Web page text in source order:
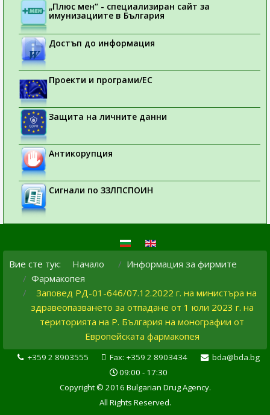
„Плюс мен“ - специализиран сайт за
имунизациите в България
Достъп до информация
Проекти и програми/ЕС
Защита на личните данни
Антикорупция
Сигнали по ЗЗЛПСПОИН
Вие сте тук: Начало
Информация за фирмите
Фармакопея
Заповед РД-01-646/07.12.2022 г. на министъра на
здравеопазването за отпадане от 1 юли 2023 г. на
територията на Р. България на монографии от
Европейската фармакопея
+359 2 8903555 Fax: +359 2 8903434
bda@bda.bg
09:00 - 17:30
Copyright © 2016 Bulgarian Drug Agency.
All Rights Reserved.